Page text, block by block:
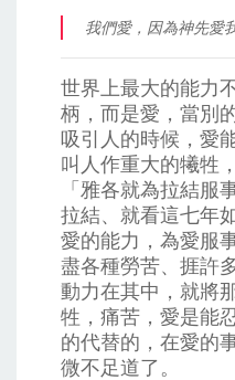
我們愛，因為神先愛
世界上最大的能力
柄，而是愛，當別
吸引人的時候，愛
叫人作重大的犧牲
「雅各就為拉結服
拉結、就看這七年
愛的能力，為愛服
盡各種勞苦、捱許
動力在其中，就將
牲，痛苦，愛是能
的代替的，在愛的
微不足道了。